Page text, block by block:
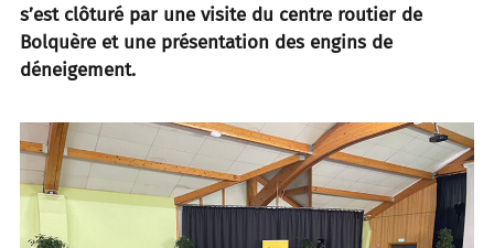
s’est clôturé par une visite du centre routier de
Bolquère et une présentation des engins de
déneigement.